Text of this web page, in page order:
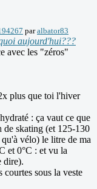
paralbator83
aujourd'hui???
avec les "zéros"
plus que toi l'hiver
: ça vaut ce que
de skating (et 125-130
vélo) le litre de ma
et 0°C : et vu la
dire).
courtes sous la veste